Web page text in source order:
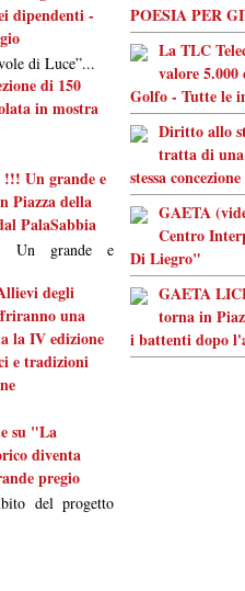
dipendenti -
di Luce”...
di 150
in mostra
Un grande e
Piazza della
PalaSabbia
Un grande e
degli
una
la IV edizione
e tradizioni
su "La
diventa
pregio
del progetto
POESIA PER
La TLC
valore
Golfo - Tutte le
Diritto allo
tratta di
stessa
GAETA
Centro
Di Liegro"
GAETA
torna in
i battenti dopo